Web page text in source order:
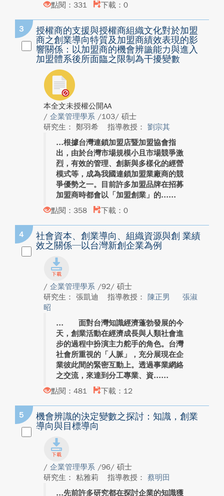
點閱：331
下載：0
3
授權商的支援與授權商組織文化對於加盟
商之創業導向特質及加盟商績效表現的影
響關係：以加盟商的機會辨識能力與進入
加盟體系後所面臨之限制為干擾變數
本全文未授權公開AA
/ 企業管理學系 /103/ 碩士
研究生： 鄭羽希
指導教授： 劉宗其
根據台灣連鎖加盟店暨加盟協會指
出，由於台灣市場規模小且市場競爭激
烈，有效的管理、創新與多樣化的經營
模式等，成為我國連鎖加盟業廠商的競
爭優勢之一。目前許多加盟品牌在招募
加盟商時都會以「加盟創業」的...
點閱：358
下載：0
4
社會資本、創業導向、組織資源與創 業績
效之關係─以台灣新創企業為例
/ 企業管理學系 /92/ 碩士
研究生： 張凱迪
指導教授： 陳正男
張淑
昭
面對台灣知識經濟蓬勃發展的今
天，創業活動在經濟成長與人類社會進
步的過程中扮演主力舵手的角色。台灣
社會所重視的「人脈」，充分展現在企
業彼此間的緊密互動上。透過事業網絡
之交流，來達到分工專業、資...
點閱：481
下載：12
5
機會辨識的決定變數之探討：知識，創業
導向與目標導向
/ 企業管理學系 /96/ 碩士
研究生： 粘雅莉
指導教授： 蔡明田
先前許多研究都在探討企業的知識獲